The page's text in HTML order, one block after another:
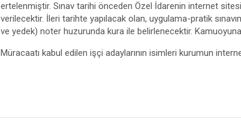
ertelenmiştir. Sınav tarihi önceden Özel İdarenin internet
verilecektir. İleri tarihte yapılacak olan, uygulama-pratik
ve yedek) noter huzurunda kura ile belirlenecektir.
Müracaatı kabul edilen işçi adaylarının isimleri kurumun